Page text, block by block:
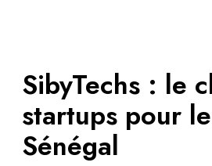
SibyTechs : le
startups pour
Sénégal